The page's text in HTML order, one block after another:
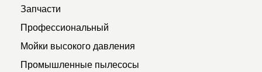
Запчасти
Профессиональный
Мойки высокого давления
Промышленные пылесосы